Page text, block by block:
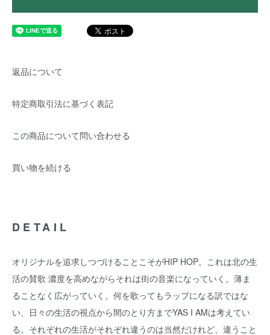
返品について
特定商取引法に基づく表記
この商品について問い合わせる
買い物を続ける
DETAIL
オリジナルを追求しつづけることこそがHIP HOP。これは北の生
活の賛歌 濃度を高めながらそれは街の音楽になっていく。薄ま
ることなく広がっていく。何を歌ってもラップになる訳ではな
い、日々の生活の視点から間のとり方までYAS I AMは考えてい
る。それぞれの生活がそれぞれ違うのは当然だけれど、違うこと